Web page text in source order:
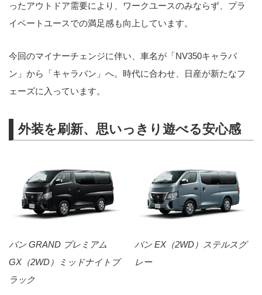
ったアウトドア需要により、ワークユースのみならず、プラ
イベートユースでの満足感も向上しています。
今回のマイナーチェンジに伴い、車名が「NV350キャラバ
ン」から「キャラバン」へ。時代に合わせ、日産が新たなフ
ェーズに入っています。
外装を刷新、思いっきり遊べる安心感
バン GRAND プレミアム
GX（2WD）ミッドナイトブ
ラック
バン EX（2WD）ステルスグ
レー